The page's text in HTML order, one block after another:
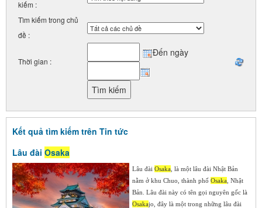
kiếm :
Tìm kiếm trong chủ
đề :
Thời gian :
Đến ngày
Kết quả tìm kiếm trên Tin tức
Lâu đài Osaka
Lâu đài Osaka , là một lâu đài Nhật Bản
nằm ở khu Chuo, thành phố Osaka , Nhật
Bản. Lâu đài này có tên gọi nguyên gốc là
Osakajo, đây là một trong những lâu đài